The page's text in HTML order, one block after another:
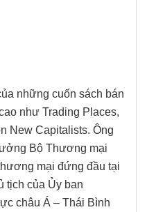
những cuốn sách bán
như Trading Places,
New Capitalists. Ông
Bộ Thương mại
mại đứng đầu tại
tịch của Ủy ban
châu Á – Thái Bình